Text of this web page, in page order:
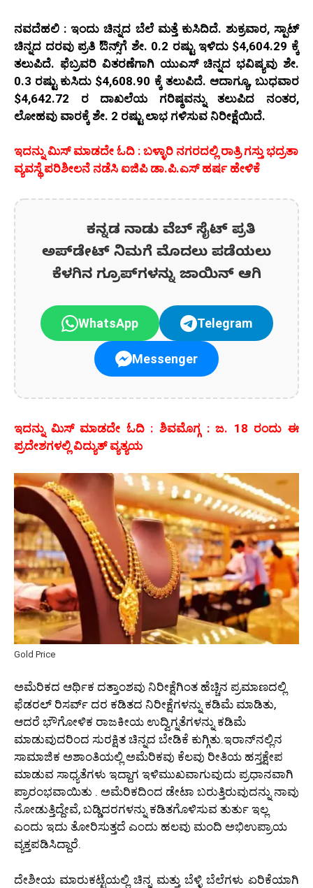
ನವದೆಹಲಿ : ಇಂದು ಚಿನ್ನದ ಬೆಲೆ ಮತ್ತೆ ಕುಸಿದಿದೆ. ಶುಕ್ರವಾರ, ಸ್ಪಾಟ್
ಚಿನ್ನದ ದರವು ಪ್ರತಿ ಔನ್ಸ್‌ಗೆ ಶೇ. 0.2 ರಷ್ಟು ಇಳಿದು $4,604.29 ಕ್ಕೆ
ತಲುಪಿದೆ. ಫೆಬ್ರವರಿ ವಿತರಣೆಗಾಗಿ ಯುಎಸ್ ಚಿನ್ನದ ಭವಿಷ್ಯವು ಶೇ.
0.3 ರಷ್ಟು ಕುಸಿದು $4,608.90 ಕ್ಕೆ ತಲುಪಿದೆ. ಆದಾಗ್ಯೂ, ಬುಧವಾರ
$4,642.72 ರ ದಾಖಲೆಯ ಗರಿಷ್ಠವನ್ನು ತಲುಪಿದ ನಂತರ,
ಲೋಹವು ವಾರಕ್ಕೆ ಶೇ. 2 ರಷ್ಟು ಲಾಭ ಗಳಿಸುವ ನಿರೀಕ್ಷೆಯಿದೆ.
ಇದನ್ನು ಮಿಸ್‌ ಮಾಡದೇ ಓದಿ : ಬಳ್ಳಾರಿ ನಗರದಲ್ಲಿ ರಾತ್ರಿ ಗಸ್ತು ಭದ್ರತಾ
ವ್ಯವಸ್ಥೆ ಪರಿಶೀಲನೆ ನಡೆಸಿ ಐಜಿಪಿ ಡಾ.ಪಿ.ಎಸ್ ಹರ್ಷ ಹೇಳಿಕೆ
ಕನ್ನಡ ನಾಡು ವೆಬ್ ಸೈಟ್ ಪ್ರತಿ
ಅಪ್‌ಡೇಟ್‌ ನಿಮಗೆ ಮೊದಲು ಪಡೆಯಲು
ಕೆಳಗಿನ ಗ್ರೂಪ್‌ಗಳನ್ನು ಜಾಯಿನ್ ಆಗಿ
WhatsApp Telegram
Messenger
ಇದನ್ನು ಮಿಸ್‌ ಮಾಡದೇ ಓದಿ : ಶಿವಮೊಗ್ಗ : ಜ. 18 ರಂದು ಈ
ಪ್ರದೇಶಗಳಲ್ಲಿ ವಿದ್ಯುತ್ ವ್ಯತ್ಯಯ
Gold Price
ಅಮೆರಿಕದ ಆರ್ಥಿಕ ದತ್ತಾಂಶವು ನಿರೀಕ್ಷೆಗಿಂತ ಹೆಚ್ಚಿನ ಪ್ರಮಾಣದಲ್ಲಿ
ಫೆಡರಲ್ ರಿಸರ್ವ್ ದರ ಕಡಿತದ ನಿರೀಕ್ಷೆಗಳನ್ನು ಕಡಿಮೆ ಮಾಡಿತು,
ಆದರೆ ಭೌಗೋಳಿಕ ರಾಜಕೀಯ ಉದ್ವಿಗ್ನತೆಗಳನ್ನು ಕಡಿಮೆ
ಮಾಡುವುದರಿಂದ ಸುರಕ್ಷಿತ ಚಿನ್ನದ ಬೇಡಿಕೆ ಕುಗ್ಗಿತು.ಇರಾನ್‌ನಲ್ಲಿನ
ಸಾಮಾಜಿಕ ಅಶಾಂತಿಯಲ್ಲಿ ಅಮೆರಿಕವು ಕೆಲವು ರೀತಿಯ ಹಸ್ತಕ್ಷೇಪ
ಮಾಡುವ ಸಾಧ್ಯತೆಗಳು ಇದ್ದಾಗ ಇಳಿಮುಖವಾಗುವುದು ಪ್ರಧಾನವಾಗಿ
ಪ್ರಾರಂಭವಾಯಿತು . ಅಮೆರಿಕದಿಂದ ಡೇಟಾ ಬರುತ್ತಿರುವುದನ್ನು ನಾವು
ನೋಡುತ್ತಿದ್ದೇವೆ, ಬಡ್ಡಿದರಗಳನ್ನು ಕಡಿತಗೊಳಿಸುವ ತುರ್ತು ಇಲ್ಲ
ಎಂದು ಇದು ತೋರಿಸುತ್ತದೆ ಎಂದು ಹಲವು ಮಂದಿ ಅಭಿಉಪ್ರಾಯ
ವ್ಯಕ್ತಪಡಿಸಿದ್ದಾರೆ.
ದೇಶೀಯ ಮಾರುಕಟ್ಟೆಯಲ್ಲಿ ಚಿನ್ನ ಮತ್ತು ಬೆಳ್ಳಿ ಬೆಲೆಗಳು ಏರಿಕೆಯಾಗಿ